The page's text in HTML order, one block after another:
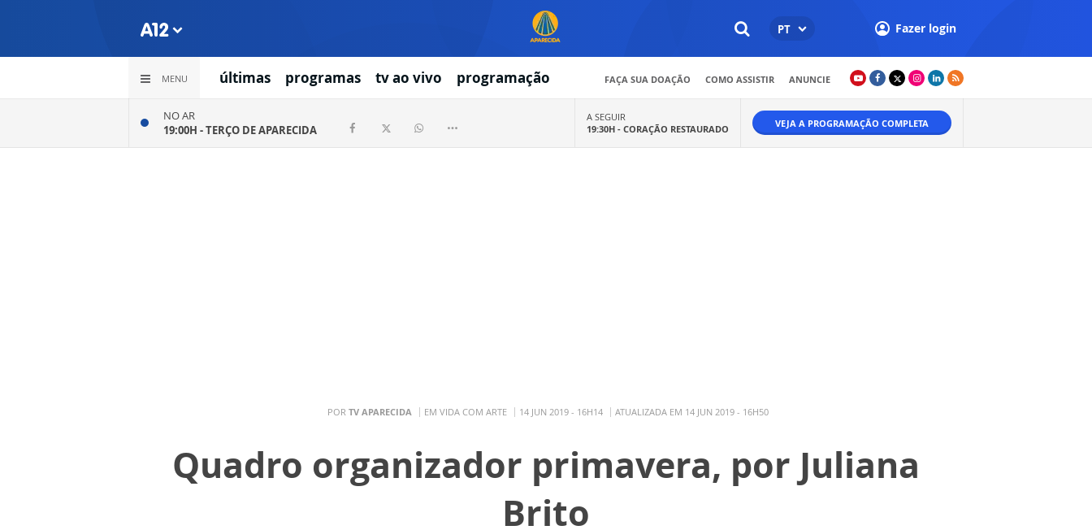
PT Fazer login
MENU últimas programas tv ao vivo programação FAÇA SUA DOAÇÃO COMO ASSISTIR ANUNCIE
NO AR
19:00H -TERÇO DE APARECIDA
A SEGUIR
19:30H - CORAÇÃO RESTAURADO VEJA A PROGRAMAÇÃO COMPLETA
POR TV APARECIDA EM VIDA COM ARTE 14 JUN 2019 - 16H14 ATUALIZADA EM 14 JUN 2019 - 16H50
Quadro organizador primavera, por Juliana
Brito